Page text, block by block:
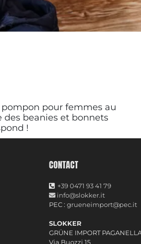
pour femmes au
beanies et bonnets
!
CONTACT
+39 0471 93 41 79
info@slokker.it
PEC :grueneimport@pec.it
SLOKKER
GRÜNE IMPORT
Via Buozzi 15